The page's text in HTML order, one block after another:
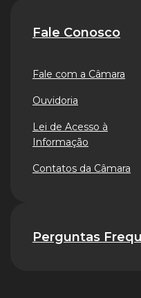
Fale Conosco
Fale com a Câmara
Ouvidoria
Lei de Acesso à
Informação
Contatos da Câmara
Perguntas